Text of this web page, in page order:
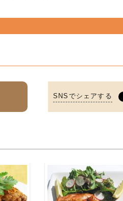
SNSでシェアする